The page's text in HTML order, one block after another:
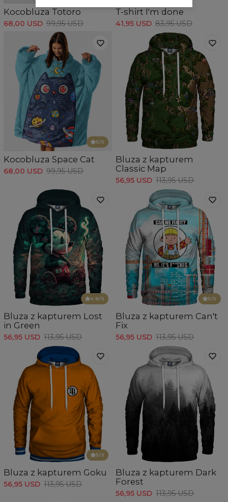
Kocobluza Totoro
68,00 USD 99,95 USD
T-shirt I'm done
41,95 USD 83,95 USD
5/5
Kocobluza Space Cat
68,00 USD 99,95 USD
Bluza z kapturem
Classic Map
56,95 USD 113,95 USD
4.8/5
Bluza z kapturem Lost
in Green
56,95 USD 113,95 USD
5/5
Bluza z kapturem Can't
Fix
56,95 USD 113,95 USD
5/5
Bluza z kapturem Goku
56,95 USD 113,95 USD
Bluza z kapturem Dark
Forest
56,95 USD 113,95 USD